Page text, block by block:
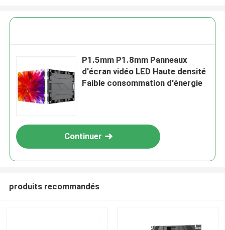
P1.5mm P1.8mm Panneaux
d'écran vidéo LED Haute densité
Faible consommation d'énergie
Continuer
produits recommandés